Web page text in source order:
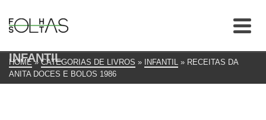
INFANTIL
HOME » CATEGORIAS DE LIVROS » INFANTIL » RECEITAS DA
ANITA DOCES E BOLOS 1986